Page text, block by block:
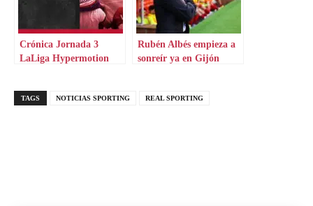
Crónica Jornada 3
LaLiga Hypermotion
Rubén Albés empieza a
sonreír ya en Gijón
TAGS NOTICIAS SPORTING REAL SPORTING